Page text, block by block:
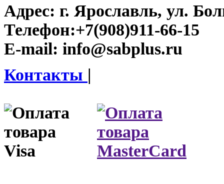
Адрес: г. Ярославль, ул.
Телефон:+7(908)911-66-15
E-mail: info@sabplus.ru
Контакты |